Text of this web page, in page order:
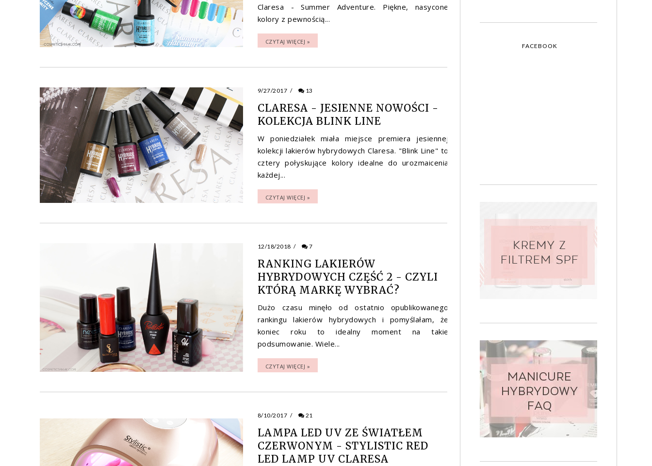
Claresa - Summer Adventure. Piękne, nasycone
kolory z pewnością...
CZYTAJ WIĘCEJ »
9/27/2017 / 13
CLARESA - JESIENNE NOWOŚCI -
KOLEKCJA BLINK LINE
W poniedziałek miała miejsce premiera jesiennej
kolekcji lakierów hybrydowych Claresa. "Blink Line" to
cztery połyskujące kolory idealne do urozmaicenia
każdej...
CZYTAJ WIĘCEJ »
12/18/2018 / 7
RANKING LAKIERÓW
HYBRYDOWYCH CZĘŚĆ 2 - CZYLI
KTÓRĄ MARKĘ WYBRAĆ?
Dużo czasu minęło od ostatnio opublikowanego
rankingu lakierów hybrydowych i pomyślałam, że
koniec roku to idealny moment na takie
podsumowanie. Wiele...
CZYTAJ WIĘCEJ »
8/10/2017 / 21
LAMPA LED UV ZE ŚWIATŁEM
CZERWONYM - STYLISTIC RED
LED LAMP UV CLARESA
FACEBOOK